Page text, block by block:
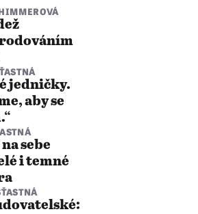
jedničky.
aby se
sebe
i temné